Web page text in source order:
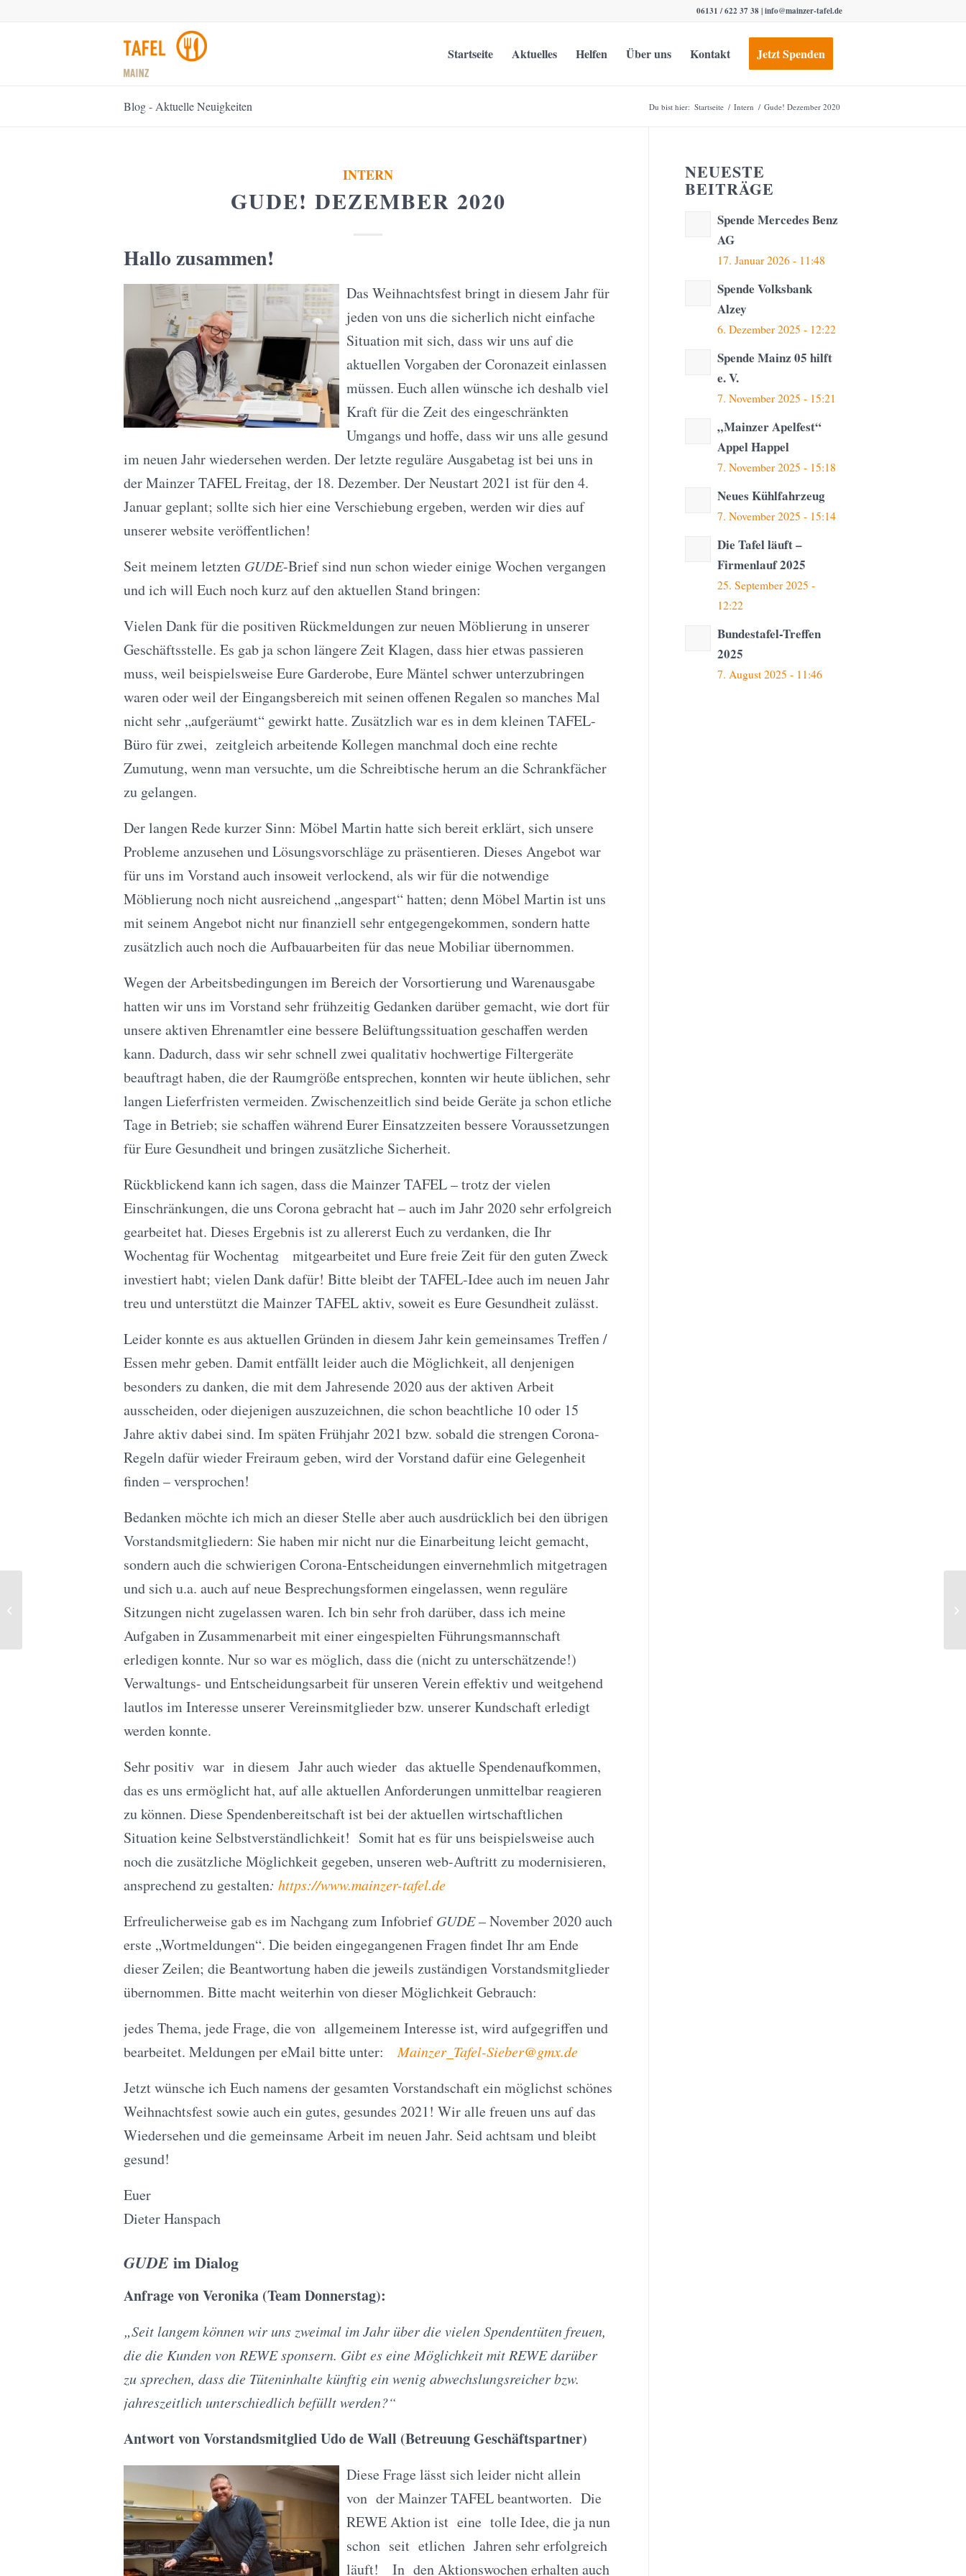
06131 / 622 37 38 |info@mainzer-tafel.de
Startseite Aktuelles Helfen Über uns Kontakt Jetzt Spenden
Blog - Aktuelle Neuigkeiten Du bist hier: Startseite / Intern / Gude! Dezember 2020
INTERN
GUDE! DEZEMBER 2020
Hallo zusammen!
Das Weihnachtsfest bringt in diesem Jahr für
jeden von uns die sicherlich nicht einfache
Situation mit sich, dass wir uns auf die
aktuellen Vorgaben der Coronazeit einlassen
müssen. Euch allen wünsche ich deshalb viel
Kraft für die Zeit des eingeschränkten
Umgangs und hoffe, dass wir uns alle gesund
im neuen Jahr wiedersehen werden. Der letzte reguläre Ausgabetag ist bei uns in
der Mainzer TAFEL Freitag, der 18. Dezember. Der Neustart 2021 ist für den 4.
Januar geplant; sollte sich hier eine Verschiebung ergeben, werden wir dies auf
unserer website veröffentlichen!
Seit meinem letzten GUDE-Brief sind nun schon wieder einige Wochen vergangen
und ich will Euch noch kurz auf den aktuellen Stand bringen:
Vielen Dank für die positiven Rückmeldungen zur neuen Möblierung in unserer
Geschäftsstelle. Es gab ja schon längere Zeit Klagen, dass hier etwas passieren
muss, weil beispielsweise Eure Garderobe, Eure Mäntel schwer unterzubringen
waren oder weil der Eingangsbereich mit seinen offenen Regalen so manches Mal
nicht sehr „aufgeräumt“ gewirkt hatte. Zusätzlich war es in dem kleinen TAFEL-
Büro für zwei, zeitgleich arbeitende Kollegen manchmal doch eine rechte
Zumutung, wenn man versuchte, um die Schreibtische herum an die Schrankfächer
zu gelangen.
Der langen Rede kurzer Sinn: Möbel Martin hatte sich bereit erklärt, sich unsere
Probleme anzusehen und Lösungsvorschläge zu präsentieren. Dieses Angebot war
für uns im Vorstand auch insoweit verlockend, als wir für die notwendige
Möblierung noch nicht ausreichend „angespart“ hatten; denn Möbel Martin ist uns
mit seinem Angebot nicht nur finanziell sehr entgegengekommen, sondern hatte
zusätzlich auch noch die Aufbauarbeiten für das neue Mobiliar übernommen.
Wegen der Arbeitsbedingungen im Bereich der Vorsortierung und Warenausgabe
hatten wir uns im Vorstand sehr frühzeitig Gedanken darüber gemacht, wie dort für
unsere aktiven Ehrenamtler eine bessere Belüftungssituation geschaffen werden
kann. Dadurch, dass wir sehr schnell zwei qualitativ hochwertige Filtergeräte
beauftragt haben, die der Raumgröße entsprechen, konnten wir heute üblichen, sehr
langen Lieferfristen vermeiden. Zwischenzeitlich sind beide Geräte ja schon etliche
Tage in Betrieb; sie schaffen während Eurer Einsatzzeiten bessere Voraussetzungen
für Eure Gesundheit und bringen zusätzliche Sicherheit.
Rückblickend kann ich sagen, dass die Mainzer TAFEL – trotz der vielen
Einschränkungen, die uns Corona gebracht hat – auch im Jahr 2020 sehr erfolgreich
gearbeitet hat. Dieses Ergebnis ist zu allererst Euch zu verdanken, die Ihr
Wochentag für Wochentag mitgearbeitet und Eure freie Zeit für den guten Zweck
investiert habt; vielen Dank dafür! Bitte bleibt der TAFEL-Idee auch im neuen Jahr
treu und unterstützt die Mainzer TAFEL aktiv, soweit es Eure Gesundheit zulässt.
Leider konnte es aus aktuellen Gründen in diesem Jahr kein gemeinsames Treffen /
Essen mehr geben. Damit entfällt leider auch die Möglichkeit, all denjenigen
besonders zu danken, die mit dem Jahresende 2020 aus der aktiven Arbeit
ausscheiden, oder diejenigen auszuzeichnen, die schon beachtliche 10 oder 15
Jahre aktiv dabei sind. Im späten Frühjahr 2021 bzw. sobald die strengen Corona-
Regeln dafür wieder Freiraum geben, wird der Vorstand dafür eine Gelegenheit
finden – versprochen!
Bedanken möchte ich mich an dieser Stelle aber auch ausdrücklich bei den übrigen
Vorstandsmitgliedern: Sie haben mir nicht nur die Einarbeitung leicht gemacht,
sondern auch die schwierigen Corona-Entscheidungen einvernehmlich mitgetragen
und sich u.a. auch auf neue Besprechungsformen eingelassen, wenn reguläre
Sitzungen nicht zugelassen waren. Ich bin sehr froh darüber, dass ich meine
Aufgaben in Zusammenarbeit mit einer eingespielten Führungsmannschaft
erledigen konnte. Nur so war es möglich, dass die (nicht zu unterschätzende!)
Verwaltungs- und Entscheidungsarbeit für unseren Verein effektiv und weitgehend
lautlos im Interesse unserer Vereinsmitglieder bzw. unserer Kundschaft erledigt
werden konnte.
Sehr positiv war in diesem Jahr auch wieder das aktuelle Spendenaufkommen,
das es uns ermöglicht hat, auf alle aktuellen Anforderungen unmittelbar reagieren
zu können. Diese Spendenbereitschaft ist bei der aktuellen wirtschaftlichen
Situation keine Selbstverständlichkeit! Somit hat es für uns beispielsweise auch
noch die zusätzliche Möglichkeit gegeben, unseren web-Auftritt zu modernisieren,
ansprechend zu gestalten: https://www.mainzer-tafel.de
Erfreulicherweise gab es im Nachgang zum InfobriefGUDE– November 2020 auch
erste „Wortmeldungen“. Die beiden eingegangenen Fragen findet Ihr am Ende
dieser Zeilen; die Beantwortung haben die jeweils zuständigen Vorstandsmitglieder
übernommen. Bitte macht weiterhin von dieser Möglichkeit Gebrauch:
jedes Thema, jede Frage, die von allgemeinem Interesse ist, wird aufgegriffen und
bearbeitet. Meldungen per eMail bitte unter:
ed.xmg
@rebeiS-lefaT_rezniaM
Jetzt wünsche ich Euch namens der gesamten Vorstandschaft ein möglichst schönes
Weihnachtsfest sowie auch ein gutes, gesundes 2021! Wir alle freuen uns auf das
Wiedersehen und die gemeinsame Arbeit im neuen Jahr. Seid achtsam und bleibt
gesund!
Euer
Dieter Hanspach
GUDEim Dialog
Anfrage von Veronika (Team Donnerstag):
„Seit langem können wir uns zweimal im Jahr über die vielen Spendentüten freuen,
die die Kunden von REWE sponsern. Gibt es eine Möglichkeit mit REWE darüber
zu sprechen, dass die Tüteninhalte künftig ein wenig abwechslungsreicher bzw.
jahreszeitlich unterschiedlich befüllt werden?“
Antwort von VorstandsmitgliedUdo de Wall (Betreuung Geschäftspartner)
Diese Frage lässt sich leider nicht allein
von der Mainzer TAFEL beantworten. Die
REWE Aktion ist eine tolle Idee, die ja nun
schon seit etlichen Jahren sehr erfolgreich
läuft! In den Aktionswochen erhalten auch
NEUESTE
BEITRÄGE
Spende Mercedes Benz
AG
17. Januar 2026 - 11:48
Spende Volksbank
Alzey
6. Dezember 2025 - 12:22
Spende Mainz 05 hilft
e. V.
7. November 2025 - 15:21
„Mainzer Apelfest“
Appel Happel
7. November 2025 - 15:18
Neues Kühlfahrzeug
7. November 2025 - 15:14
Die Tafel läuft –
Firmenlauf 2025
25. September 2025 -
12:22
Bundestafel-Treffen
2025
7. August 2025 - 11:46
Bewältigung der Hygienevorschriften